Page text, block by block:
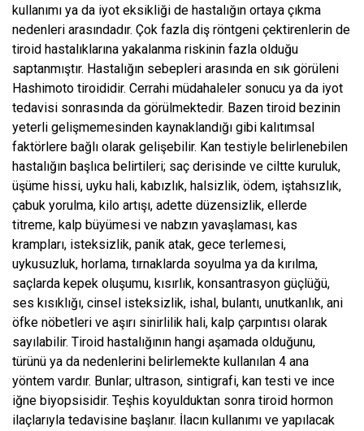
kullanımı ya da iyot eksikliği de hastalığın ortaya çıkma
nedenleri arasındadır. Çok fazla diş röntgeni çektirenlerin de
tiroid hastalıklarına yakalanma riskinin fazla olduğu
saptanmıştır. Hastalığın sebepleri arasında en sık görüleni
Hashimoto tiroididir. Cerrahi müdahaleler sonucu ya da iyot
tedavisi sonrasında da görülmektedir. Bazen tiroid bezinin
yeterli gelişmemesinden kaynaklandığı gibi kalıtımsal
faktörlere bağlı olarak gelişebilir. Kan testiyle belirlenebilen
hastalığın başlıca belirtileri; saç derisinde ve ciltte kuruluk,
üşüme hissi, uyku hali, kabızlık, halsizlik, ödem, iştahsızlık,
çabuk yorulma, kilo artışı, adette düzensizlik, ellerde
titreme, kalp büyümesi ve nabzın yavaşlaması, kas
krampları, isteksizlik, panik atak, gece terlemesi,
uykusuzluk, horlama, tırnaklarda soyulma ya da kırılma,
saçlarda kepek oluşumu, kısırlık, konsantrasyon güçlüğü,
ses kısıklığı, cinsel isteksizlik, ishal, bulantı, unutkanlık, ani
öfke nöbetleri ve aşırı sinirlilik hali, kalp çarpıntısı olarak
sayılabilir. Tiroid hastalığının hangi aşamada olduğunu,
türünü ya da nedenlerini belirlemekte kullanılan 4 ana
yöntem vardır. Bunlar; ultrason, sintigrafi, kan testi ve ince
iğne biyopsisidir. Teşhis koyulduktan sonra tiroid hormon
ilaçlarıyla tedavisine başlanır. İlacın kullanımı ve yapılacak